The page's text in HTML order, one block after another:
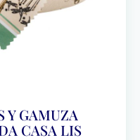
Y GAMUZA
CASA LIS